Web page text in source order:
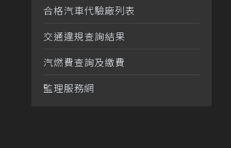
合格汽車代驗廠列表
交通違規查詢結果
汽燃費查詢及繳費
監理服務網